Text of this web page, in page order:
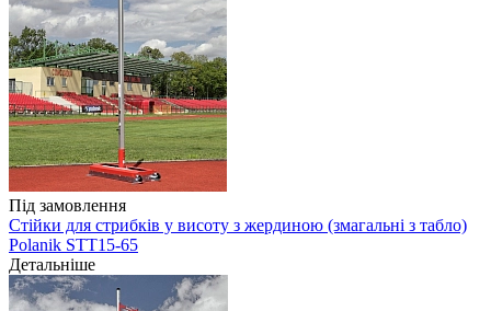
Під замовлення
Стійки для стрибків у висоту з жердиною (змагальні з табло)
Polanik STT15-65
Детальніше